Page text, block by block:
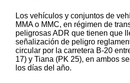
Los vehículos y conjuntos de
MMA o MMC, en régimen de
peligrosas ADR que tienen que
señalización de peligro
circular por la carretera B-20
17) y Tiana (PK 25), en ambos
los días del año.